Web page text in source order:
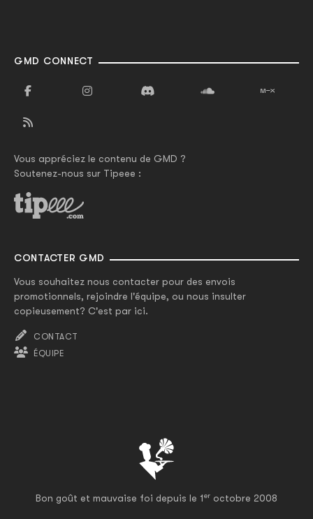
Bon goût et mauvaise foi depuis le 1er octobre 2008
GMD CONNECT
Vous appréciez le contenu de GMD ?
Soutenez-nous sur Tipeee :
CONTACTER GMD
Vous souhaitez nous contacter pour des envois
promotionnels, rejoindre l'équipe, ou nous insulter
copieusement? C'est par ici.
CONTACT
ÉQUIPE